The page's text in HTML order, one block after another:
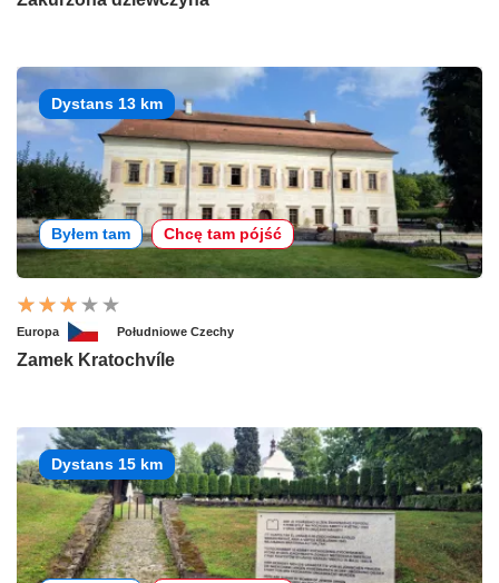
Dystans 13 km
Byłem tam Chcę tam pójść
Europa Południowe Czechy
Zamek Kratochvíle
Dystans 15 km